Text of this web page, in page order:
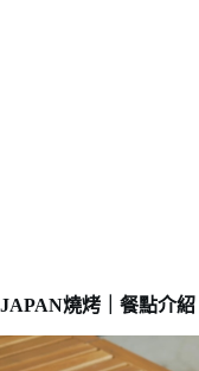
JAPAN燒烤｜餐點介紹